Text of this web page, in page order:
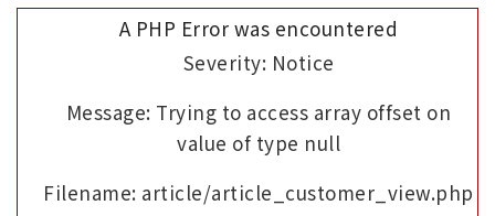
A PHP Error was encountered
Severity: Notice
Message: Trying to access array offset on
value of type null
Filename: article/article_customer_view.php